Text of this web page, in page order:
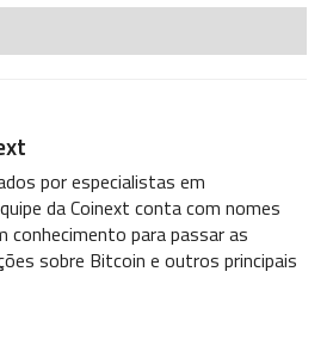
por especialistas em
da Coinext conta com nomes
conhecimento para passar as
sobre Bitcoin e outros principais